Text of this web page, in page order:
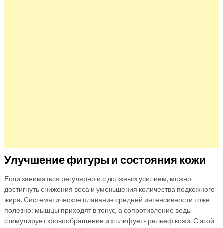
Улучшение фигуры и состояния кожи
Если заниматься регулярно и с должным усилием, можно
достигнуть снижения веса и уменьшения количества подкожного
жира. Систематическое плавание средней интенсивности тоже
полезно: мышцы приходят в тонус, а сопротивление воды
стимулирует кровообращение и «шлифует» рельеф кожи. С этой